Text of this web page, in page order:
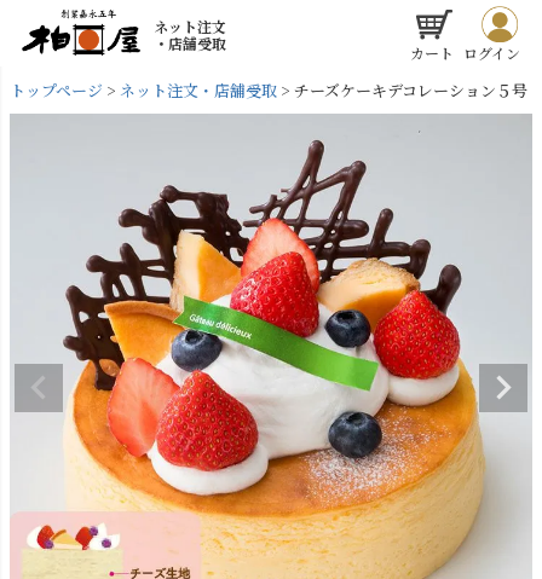
ネット注文
・店舗受取
カート ログイン
トップページ ネット注文・店舗受取 チーズケーキデコレーション５号